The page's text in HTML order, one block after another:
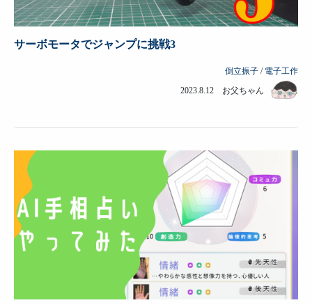
サーボモータでジャンプに挑戦3
倒立振子 / 電子工作
2023.8.12 お父ちゃん